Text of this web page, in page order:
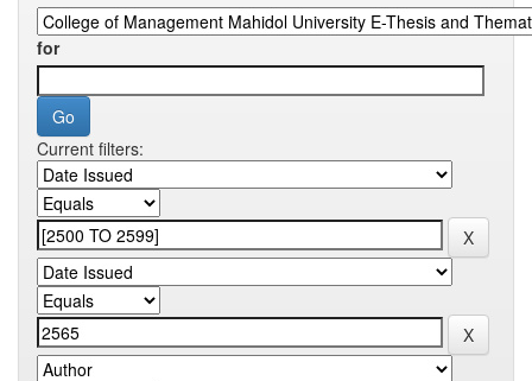
for
Current filters: